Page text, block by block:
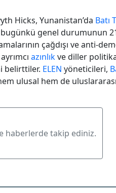
Hicks, Yunanistan’da Batı
bugünkü genel durumunun
çağdışı ve anti-
azınlıkve diller
belirttiler. ELEN yöneticileri,
ulusal hem de
haberlerde takip ediniz.